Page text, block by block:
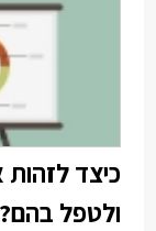
כיצד
ולטפל בהם?